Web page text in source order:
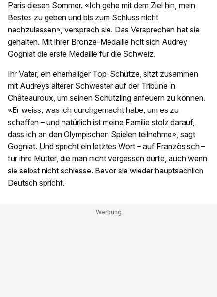
Paris diesen Sommer. «Ich gehe mit dem Ziel hin, mein
Bestes zu geben und bis zum Schluss nicht
nachzulassen», versprach sie. Das Versprechen hat sie
gehalten. Mit ihrer Bronze-Medaille holt sich Audrey
Gogniat die erste Medaille für die Schweiz.
Ihr Vater, ein ehemaliger Top-Schütze, sitzt zusammen
mit Audreys älterer Schwester auf der Tribüne in
Châteauroux, um seinen Schützling anfeuern zu können.
«Er weiss, was ich durchgemacht habe, um es zu
schaffen – und natürlich ist meine Familie stolz darauf,
dass ich an den Olympischen Spielen teilnehme», sagt
Gogniat. Und spricht ein letztes Wort – auf Französisch –
für ihre Mutter, die man nicht vergessen dürfe, auch wenn
sie selbst nicht schiesse. Bevor sie wieder hauptsächlich
Deutsch spricht.